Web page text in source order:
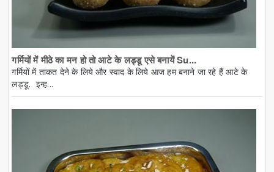
गर्मियों में मीठे का मन हो तो आटे के लड्डू एसे बनायें Su...
गर्मियों में ताकत देने के लिये और स्वाद के लिये आज हम बनाने जा रहे हैं आटे के
लड्डू. इन्ह...